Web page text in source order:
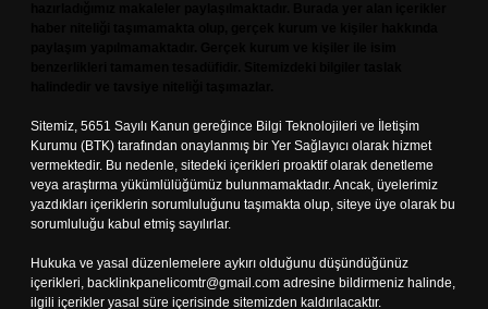
Sitemiz, 5651 Sayılı Kanun gereğince Bilgi Teknolojileri ve İletişim
Kurumu (BTK) tarafından onaylanmış bir Yer Sağlayıcı olarak hizmet
vermektedir. Bu nedenle, sitedeki içerikleri proaktif olarak denetleme
veya araştırma yükümlülüğümüz bulunmamaktadır. Ancak, üyelerimiz
yazdıkları içeriklerin sorumluluğunu taşımakta olup, siteye üye olarak bu
sorumluluğu kabul etmiş sayılırlar.
Hukuka ve yasal düzenlemelere aykırı olduğunu düşündüğünüz
içerikleri, backlinkpanelicomtr@gmail.com adresine bildirmeniz halinde,
ilgili içerikler yasal süre içerisinde sitemizden kaldırılacaktır.